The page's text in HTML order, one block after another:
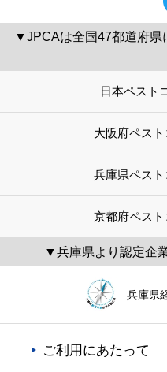
▼JPCAは全国47都道府県
日本ペスト
大阪府ペス
兵庫県ペス
京都府ペス
▼兵庫県より認定企
兵庫県
ご利用にあたって